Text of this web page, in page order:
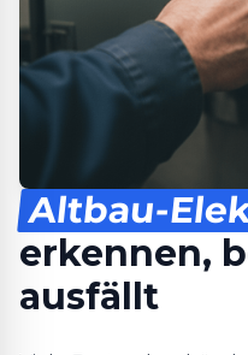
Altbau-
erkennen,
ausfällt